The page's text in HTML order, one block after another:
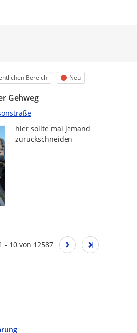
Bereich Status
Neu
Gehweg
hier sollte mal jemand
zurückschneiden
1 - 10 von 12587